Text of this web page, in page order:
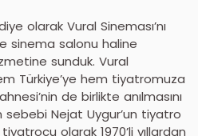
olarak Vural Sineması’nı
sinema salonu haline
sunduk. Vural
Türkiye’ye hem tiyatromuza
de birlikte anılmasını
sebebi Nejat Uygur’un tiyatro
olarak 1970’li yıllardan